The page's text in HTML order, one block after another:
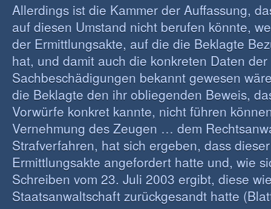
Allerdings ist die Kammer der Auffassung,
auf diesen Umstand nicht berufen könnte,
der Ermittlungsakte, auf die die Beklagte
hat, und damit auch die konkreten Daten der
Sachbeschädigungen bekannt gewesen
die Beklagte den ihr obliegenden Beweis,
Vorwürfe konkret kannte, nicht führen
Vernehmung des Zeugen … dem
Strafverfahren, hat sich ergeben, dass
Ermittlungsakte angefordert hatte und, wie
Schreiben vom 23. Juli 2003 ergibt, diese
Staatsanwaltschaft zurückgesandt hatte